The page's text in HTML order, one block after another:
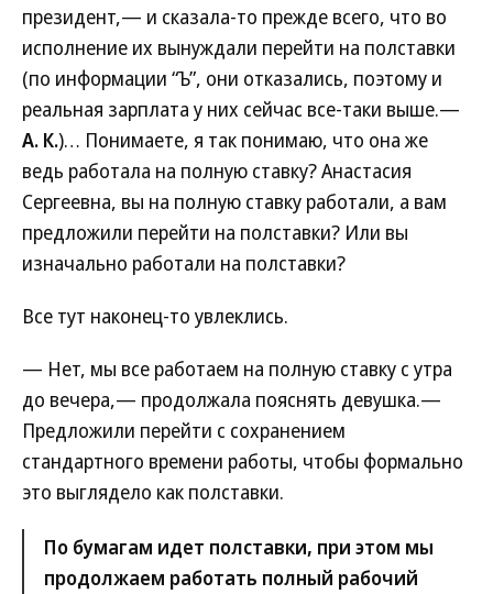
президент,— и сказала-то прежде всего, что во
исполнение их вынуждали перейти на полставки
(по информации “Ъ”, они отказались, поэтому и
реальная зарплата у них сейчас все-таки выше.—
А. К.)… Понимаете, я так понимаю, что она же
ведь работала на полную ставку? Анастасия
Сергеевна, вы на полную ставку работали, а вам
предложили перейти на полставки? Или вы
изначально работали на полставки?
Все тут наконец-то увлеклись.
— Нет, мы все работаем на полную ставку с утра
до вечера,— продолжала пояснять девушка.—
Предложили перейти с сохранением
стандартного времени работы, чтобы формально
это выглядело как полставки.
По бумагам идет полставки, при этом мы
продолжаем работать полный рабочий